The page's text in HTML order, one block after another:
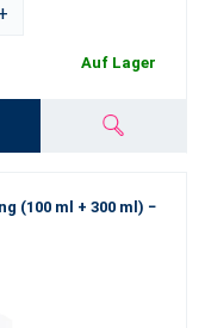
Auf Lager
(100 ml + 300 ml) −